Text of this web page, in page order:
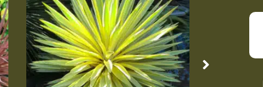
plusieurs
variations.
Les
options